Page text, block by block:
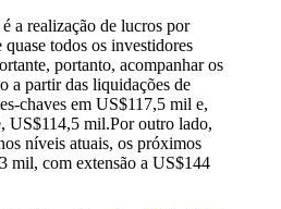
a realização de lucros por
quase todos os investidores
portanto, acompanhar os
a partir das liquidações de
chaves em US$117,5 mil e,
US$114,5 mil.Por outro lado,
níveis atuais, os próximos
mil, com extensão a US$144